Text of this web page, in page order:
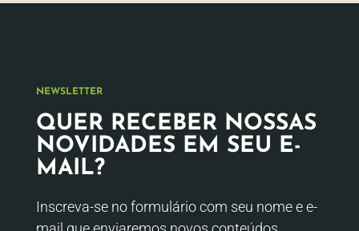
NEWSLETTER
QUER RECEBER NOSSAS
NOVIDADES EM SEU E-
MAIL?
Inscreva-se no formulário com seu nome e e-